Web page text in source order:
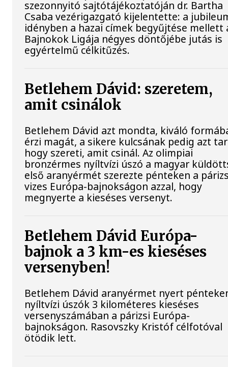
szezonnyitó sajtótájékoztatóján dr. Bartha
Csaba vezérigazgató kijelentette: a
idényben a hazai címek begyűjtése mellett
Bajnokok Ligája négyes döntőjébe jutás is
egyértelmű célkitűzés.
Betlehem Dávid: szeretem,
amit csinálok
Betlehem Dávid azt mondta, kiváló
érzi magát, a sikere kulcsának pedig azt
hogy szereti, amit csinál. Az olimpiai
bronzérmes nyíltvízi úszó a magyar
első aranyérmét szerezte pénteken a
vizes Európa-bajnokságon azzal, hogy
megnyerte a kieséses versenyt.
Betlehem Dávid Európa-
bajnok a 3 km-es kieséses
versenyben!
Betlehem Dávid aranyérmet nyert
nyíltvízi úszók 3 kilométeres kieséses
versenyszámában a párizsi Európa-
bajnokságon. Rasovszky Kristóf célfotóval
ötödik lett.